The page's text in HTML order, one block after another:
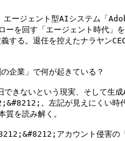
エージェント型AIシステム「
を回す「エージェント時代」
する。退任を控えたナラヤン
できないという現実、そして生
。左記が見えにくい時
を読み解く。
アカウント侵害の